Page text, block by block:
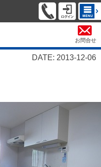
お問合せ
DATE: 2013-12-06